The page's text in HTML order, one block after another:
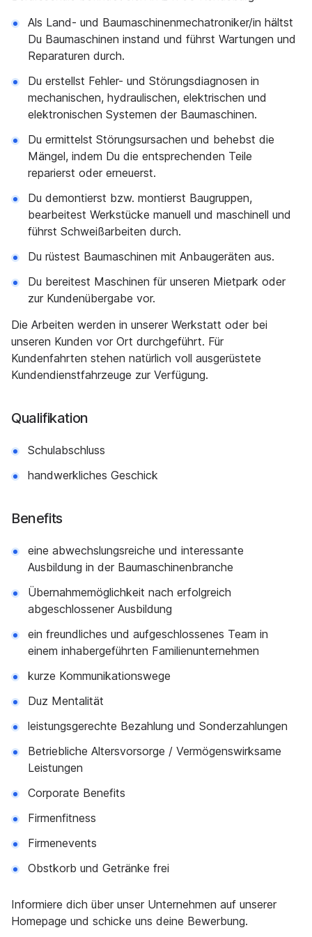
Als Land- und Baumaschinenmechatroniker/in hältst
Du Baumaschinen instand und führst Wartungen und
Reparaturen durch.
Du erstellst Fehler- und Störungsdiagnosen in
mechanischen, hydraulischen, elektrischen und
elektronischen Systemen der Baumaschinen.
Du ermittelst Störungsursachen und behebst die
Mängel, indem Du die entsprechenden Teile
reparierst oder erneuerst.
Du demontierst bzw. montierst Baugruppen,
bearbeitest Werkstücke manuell und maschinell und
führst Schweißarbeiten durch.
Du rüstest Baumaschinen mit Anbaugeräten aus.
Du bereitest Maschinen für unseren Mietpark oder
zur Kundenübergabe vor.
Die Arbeiten werden in unserer Werkstatt oder bei
unseren Kunden vor Ort durchgeführt. Für
Kundenfahrten stehen natürlich voll ausgerüstete
Kundendienstfahrzeuge zur Verfügung.
Qualifikation
Schulabschluss
handwerkliches Geschick
Benefits
eine abwechslungsreiche und interessante
Ausbildung in der Baumaschinenbranche
Übernahmemöglichkeit nach erfolgreich
abgeschlossener Ausbildung
ein freundliches und aufgeschlossenes Team in
einem inhabergeführten Familienunternehmen
kurze Kommunikationswege
Duz Mentalität
leistungsgerechte Bezahlung und Sonderzahlungen
Betriebliche Altersvorsorge / Vermögenswirksame
Leistungen
Corporate Benefits
Firmenfitness
Firmenevents
Obstkorb und Getränke frei
Informiere dich über unser Unternehmen auf unserer
Homepage und schicke uns deine Bewerbung.